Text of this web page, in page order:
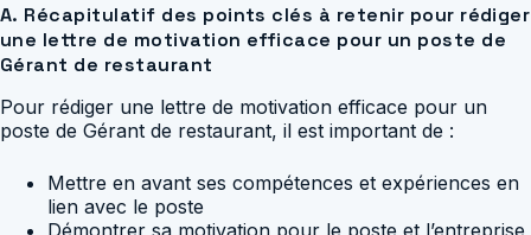
A. Récapitulatif des points clés à retenir pour rédiger
une lettre de motivation efficace pour un poste de
Gérant de restaurant
Pour rédiger une lettre de motivation efficace pour un
poste de Gérant de restaurant, il est important de :
Mettre en avant ses compétences et expériences en
lien avec le poste
Démontrer sa motivation pour le poste et l’entreprise